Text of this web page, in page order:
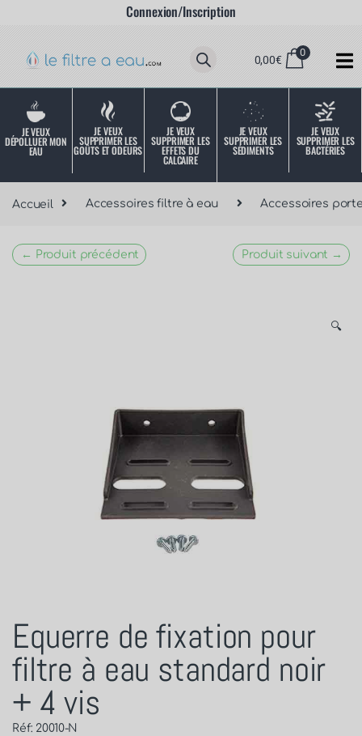
Connexion/Inscription
0,00€
0
JE VEUX
DÉPOLLUER MON
EAU
JE VEUX
SUPPRIMER LES
GOÛTS ET ODEURS
JE VEUX
SUPPRIMER LES
EFFETS DU
CALCAIRE
JE VEUX
SUPPRIMER LES
SÉDIMENTS
JE VEUX
SUPPRIMER LES
BACTÉRIES
Accueil Accessoires filtre à eau Accessoires
← Produit précédent Produit suivant →
🔍
Equerre de fixation pour
filtre à eau standard noir
+ 4 vis
Réf: 20010-N